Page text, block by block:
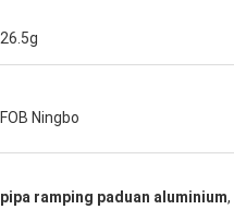
26.5g
FOB Ningbo
pipa ramping paduan aluminium,